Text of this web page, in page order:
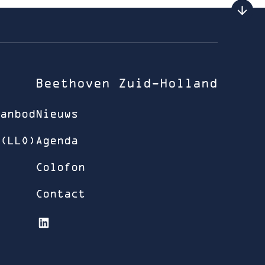
Beethoven Zuid-Holland
Nieuws
Agenda
Colofon
Contact